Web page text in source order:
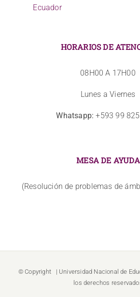
Ecuador
HORARIOS DE
08H00 A 17H00
Lunes a Viernes
Whatsapp: +593 99
MESA DE AYUDA
(Resolución de problemas de
© Copyright | Universidad Nacional de
los derechos